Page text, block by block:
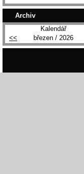
Archiv
Kalendář
<<
březen / 2026